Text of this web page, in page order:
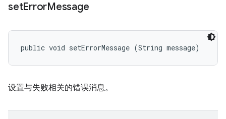
setErrorMessage
public void setErrorMessage (String message)
设置与失败相关的错误消息。